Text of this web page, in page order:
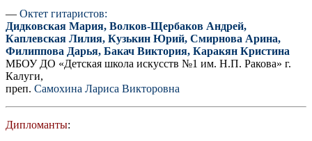
— Октет гитаристов:
Дидковская Мария, Волков-Щербаков Андрей,
Каплевская Лилия, Кузькин Юрий, Смирнова Арина,
Филиппова Дарья, Бакач Виктория, Каракян Кристина
МБОУ ДО «Детская школа искусств №1 им. Н.П. Ракова» г.
Калуги,
преп. Самохина Лариса Викторовна
Дипломанты: